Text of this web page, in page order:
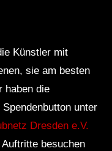
Künstler mit
sie am besten
haben die
unter
Dresden e.V.
besuchen